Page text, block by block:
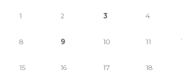
1 2 3 4
8 9 10 11
15 16 17 18